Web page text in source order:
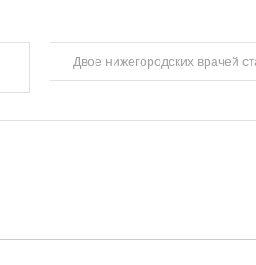
Двое нижегородских врачей